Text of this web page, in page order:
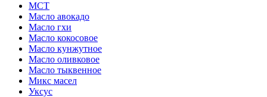
МСТ
Масло авокадо
Масло гхи
Масло кокосовое
Масло кунжутное
Масло оливковое
Масло тыквенное
Микс масел
Уксус